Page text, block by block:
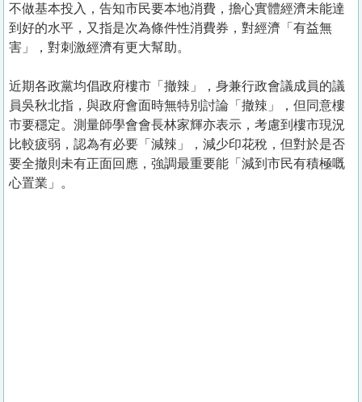
不做基本投入，告知市民要本地消費，擔心實體經濟未能達
到好的水平，又指是次為條件性消費券，對經濟「有益無
害」，對刺激經濟有更大幫助。
近期各政黨均倡政府樓市「撤辣」，身兼行政會議成員的議
員吳秋北指，與政府會面時無特別討論「撤辣」，但同意樓
市要穩定。測量師學會會長林家輝亦表示，考慮到樓市現況
比較疲弱，認為有必要「減辣」，減少印花稅，但對於是否
要全撤則未有正面回應，強調最重要能「減到市民有積極嘅
心置業」。